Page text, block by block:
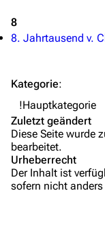
FAQ
8
8. Jahrtausend v.
Kategorie:
!Hauptkategorie
Zuletzt geändert
Diese Seite wurde
bearbeitet.
Urheberrecht
Der Inhalt ist
sofern nicht